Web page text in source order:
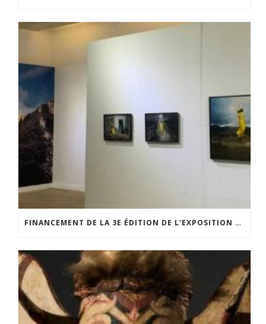
FINANCEMENT DE LA 3E ÉDITION DE L’EXPOSITION DU PRIX POUR LA PHOTOGRAPHIE PAR LE CERCLE POUR LA PHOTOGRAPHIE ET L’ART CONTEMPORAIN